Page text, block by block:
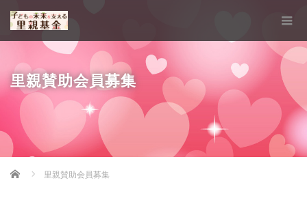
里親賛助会員募集
Home 里親賛助会員募集